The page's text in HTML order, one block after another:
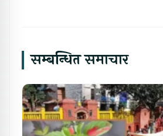
सम्बन्धित समाचार